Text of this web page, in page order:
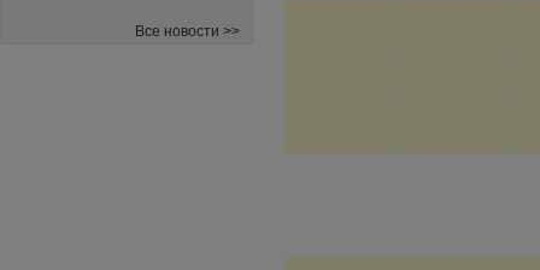
Все новости >>